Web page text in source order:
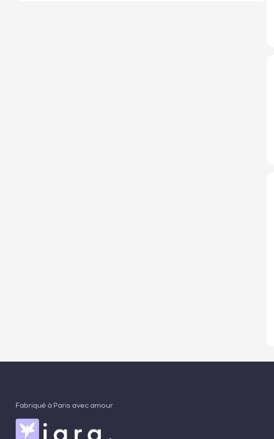
Fabriqué à Paris avec amour